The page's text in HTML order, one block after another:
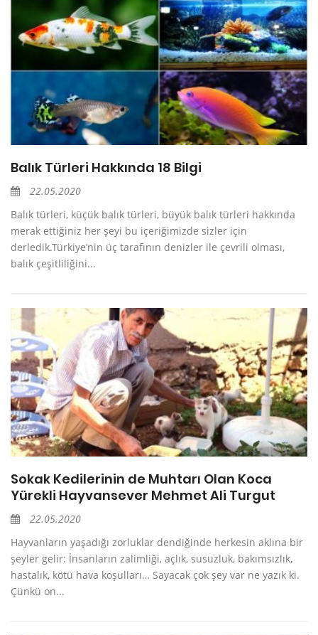
Balık Türleri Hakkında 18 Bilgi
22.05.2020
Balık türleri, küçük balık türleri, büyük balık türleri hakkında
merak ettiğiniz her şeyi bu içeriğimizde sizler için
derledik.Türkiye’nin üç tarafının denizler ile çevrili olması,
balık çeşitliliğini...
Sokak Kedilerinin de Muhtarı Olan Koca
Yürekli Hayvansever Mehmet Ali Turgut
22.05.2020
Hayvanların yaşadığı zorluklar dendiğinde herkesin aklına bir
şeyler gelir: İnsanların zalimliği, açlık, susuzluk, bakımsızlık,
hastalık, kötü hava koşulları… Sayacak çok şey var ne yazık ki.
Çünkü on...